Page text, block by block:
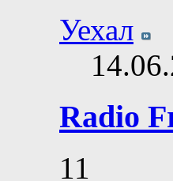
Уехал
Radio
11